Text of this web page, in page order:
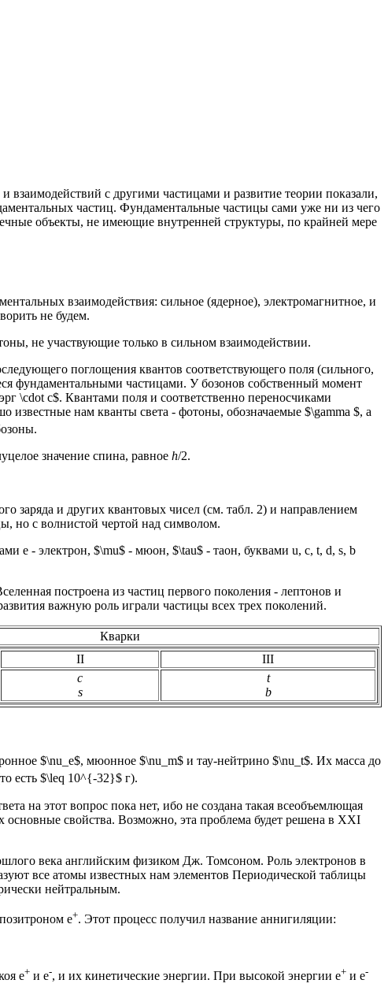
взаимодействий с другими частицами и развитие теории показали,
частиц. Фундаментальные частицы сами уже ни из чего
объекты, не имеющие внутренней структуры, по крайней мере
взаимодействия: сильное (ядерное), электромагнитное, и
не будем.
не участвующие только в сильном взаимодействии.
поглощения квантов соответствующего поля (сильного,
фундаментальными частицами. У бозонов собственный момент
\cdot с$. Квантами поля и соответственно переносчиками
известные нам кванты света - фотоны, обозначаемые $\gamma $, а
значение спина, равное h/2.
заряда и других квантовых чисел (см. табл. 2) и направлением
но с волнистой чертой над символом.
е - электрон, $\mu$ - мюон, $\tau$ - таон, буквами u, c, t, d, s, b
построена из частиц первого поколения - лептонов и
важную роль играли частицы всех трех поколений.
Кварки
II
III
c
s
t
b
$\nu_e$, мюонное $\nu_m$ и тау-нейтрино $\nu_t$. Их масса до
есть $\leq 10^{-32}$ г).
на этот вопрос пока нет, ибо не создана такая всеобъемлющая
основные свойства. Возможно, эта проблема будет решена в XXI
века английским физиком Дж. Томсоном. Роль электронов в
все атомы известных нам элементов Периодической таблицы
нейтральным.
e+. Этот процесс получил название аннигиляции:
e+ и e-, и их кинетические энергии. При высокой энергии e+ и e-